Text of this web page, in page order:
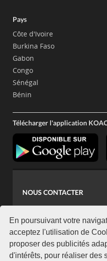
En poursuivant votre
acceptez l'utilisation de
proposer des publicités
d'intérêts, pour réaliser des
Pays
Côte d'Ivoire
Burkina Faso
Gabon
Congo
Sénégal
Bénin
Télécharger l'application
NOUS CONTACTER
koaci@yahoo.fr
+225 07 08 85 52